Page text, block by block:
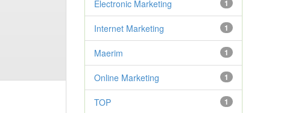
1
Electronic Marketing
1
Internet Marketing
1
Maerim
1
Online Marketing
1
TOP